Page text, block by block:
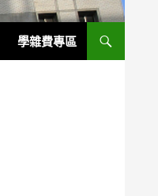
學雜費專區